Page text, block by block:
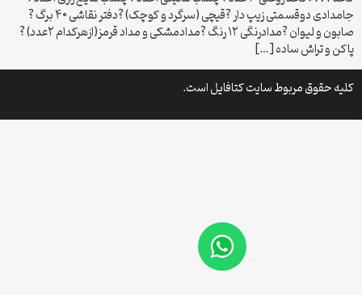
جامدادی دوقسمتی زیپ دار ?قیچی (سرگرد و کوچک) ?دفتر نقاشی ۴۰ برگ ?
صابون و لیوان ?مدادرنگی ۱۲ رنگ ?مدادمشکی و مداد قرمز(ازهرکدام ۲عدد) ?
پاکن و تراش ساده […]
کلیه حقوق مربوط سایت کتافایل است.